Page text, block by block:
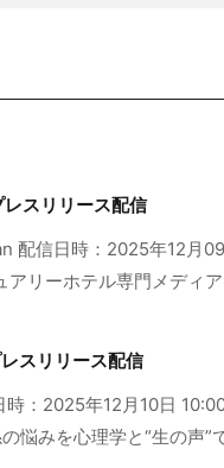
スリリース配信
配信日時：2025年12月
リーホテル専門メディ
スリリース配信
時：2025年12月10日
悩みを心理学と“生の声